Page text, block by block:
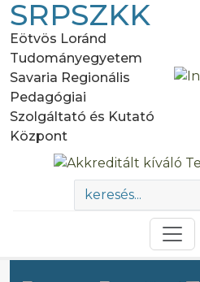
SRPSZKK
Eötvös Loránd
Tudományegyetem
Savaria Regionális
Pedagógiai
Szolgáltató és Kutató
Központ